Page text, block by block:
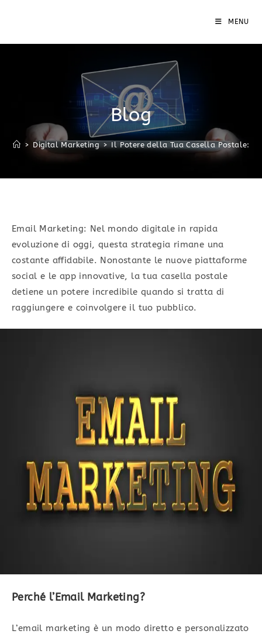
MENU
Blog
> Digital Marketing > Il Potere della Tua Casella Postale:
Email Marketing: Nel mondo digitale in rapida
evoluzione di oggi, questa strategia rimane una
costante affidabile. Nonostante le nuove piattaforme
social e le app innovative, la tua casella postale
detiene un potere incredibile quando si tratta di
raggiungere e coinvolgere il tuo pubblico.
Perché l’Email Marketing?
L’email marketing è un modo diretto e personalizzato